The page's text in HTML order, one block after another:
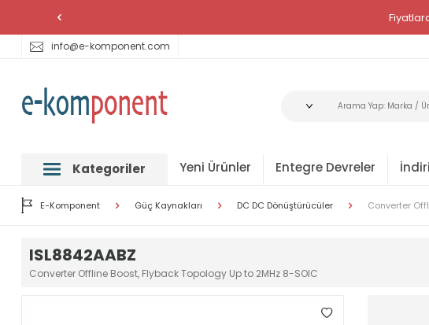
info@e-komponent.com
Kategoriler Yeni Ürünler Entegre Devreler
E-Komponent Güç Kaynakları DC DC Dönüştürücüler Converter
ISL8842AABZ
Converter Offline Boost, Flyback Topology Up to 2MHz 8-SOIC